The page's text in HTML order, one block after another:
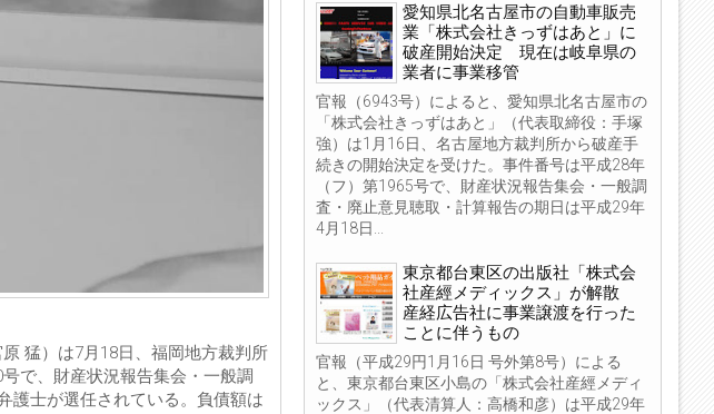
猛）は7月18日、福岡地方裁判所
で、財産状況報告集会・一般調
護士が選任されている。負債額は
愛知県北名古屋市の自動車販売
業「株式会社きっずはあと」に
破産開始決定 現在は岐阜県の
業者に事業移管
官報（6943号）によると、愛知県北名古屋市の
「株式会社きっずはあと」（代表取締役：手塚
強）は1月16日、名古屋地方裁判所から破産手
続きの開始決定を受けた。事件番号は平成28年
（フ）第1965号で、財産状況報告集会・一般調
査・廃止意見聴取・計算報告の期日は平成29年
4月18日...
東京都台東区の出版社「株式会
社産經メディックス」が解散
産経広告社に事業譲渡を行った
ことに伴うもの
官報（平成29円1月16日 号外第8号）による
と、東京都台東区小島の「株式会社産經メディ
ックス」（代表清算人：高橋和彦）は平成29年